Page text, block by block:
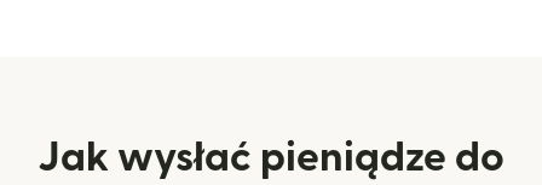
Jak wysłać pieniądze do